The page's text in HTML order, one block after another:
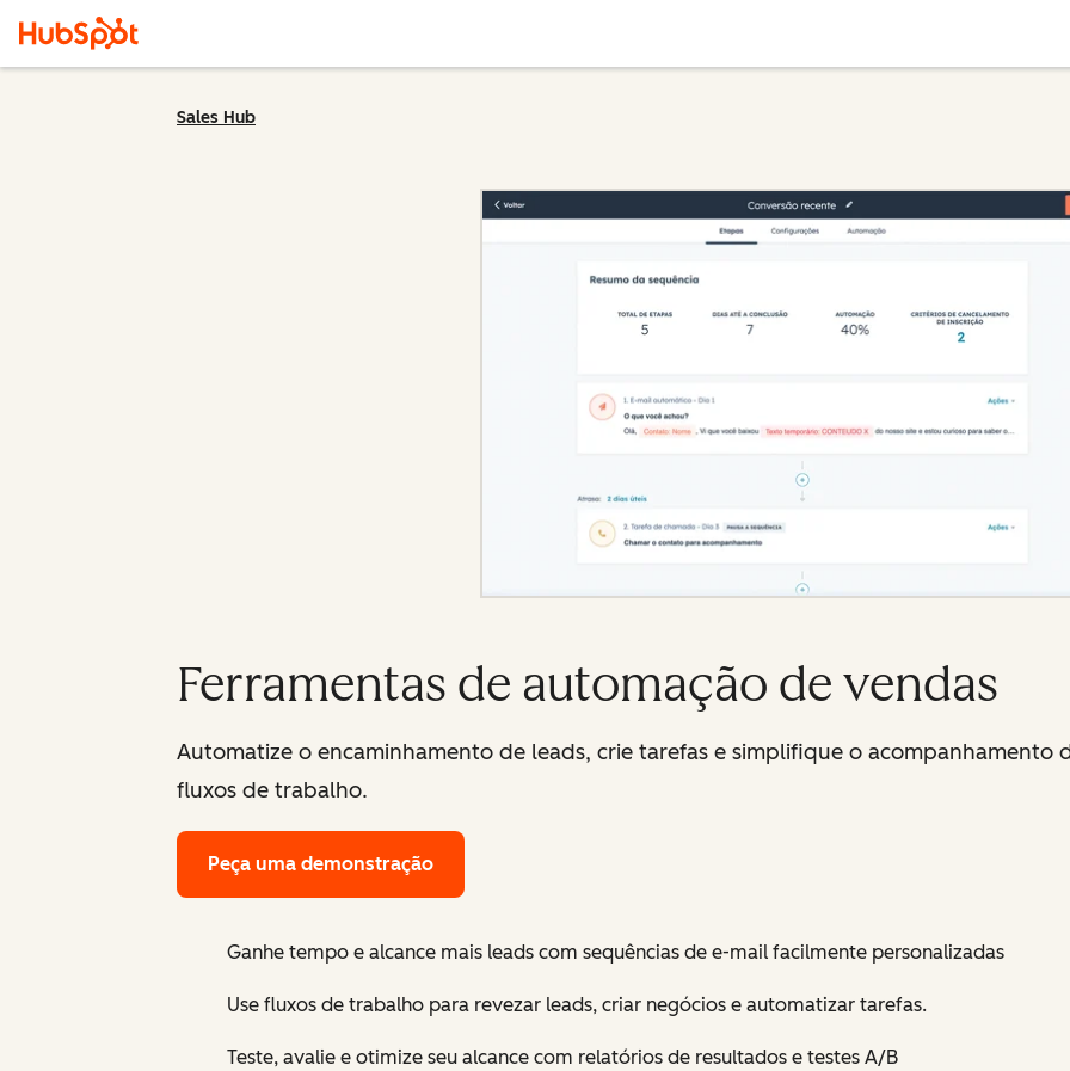
Sales Hub
Ferramentas de automação de vendas
Automatize o encaminhamento de leads, crie tarefas e simplifique o acompanhamento
fluxos de trabalho.
Peça uma demonstração
Ganhe tempo e alcance mais leads com sequências de e-mail facilmente personalizadas
Use fluxos de trabalho para revezar leads, criar negócios e automatizar tarefas.
Teste, avalie e otimize seu alcance com relatórios de resultados e testes A/B